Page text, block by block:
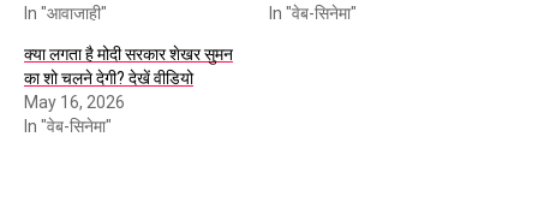
In "आवाजाही"
In "वेब-सिनेमा"
क्या लगता है मोदी सरकार शेखर सुमन
का शो चलने देगी? देखें वीडियो
May 16, 2026
In "वेब-सिनेमा"